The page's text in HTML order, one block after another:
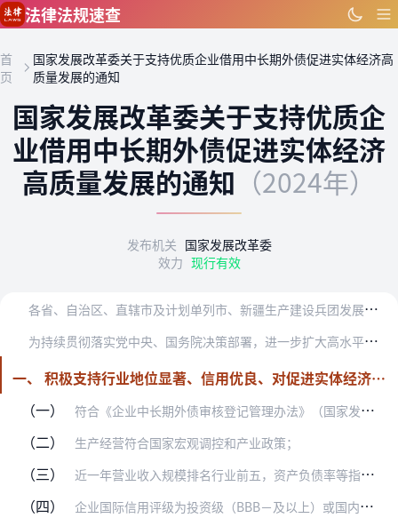
跳到主要内容
法律法规速查
首
页
国家发展改革委关于支持优质企业借用中长期外债促进实体经济高
质量发展的通知
国家发展改革委关于支持优质企
业借用中长期外债促进实体经济
高质量发展的通知 （2024年）
发布机关 国家发展改革委
效力 现行有效
各
省、自治区、直辖市及计划单列市、新疆生产建设兵团发展改革委：
为
持续贯彻落实党中央、国务院决策部署，进一步扩大高水平对外开放，提升跨境投融资便利化，支持优质企业更好统筹国内国际两个市场两种资源，充分发挥外债资金服务高质量发…
一、 积极支持行业地位显著、信用优良、对促进实体经济高质量发展具有带动引领作用的优质企业借用外债。现阶段重点支持同时满足以下条件的企业：
（一）
符合《企业中长期外债审核登记管理办法》（国家发展改革委2023年第56号令）等有关规定要求；
（二） 生产经营符合国家宏观调控和产业政策；
（三） 近一年营业收入规模排名行业前五，资产负债率等指标优于行业平均水平；
（四） 企业国际信用评级为投资级（BBB－及以上）或国内信用评级为AAA；